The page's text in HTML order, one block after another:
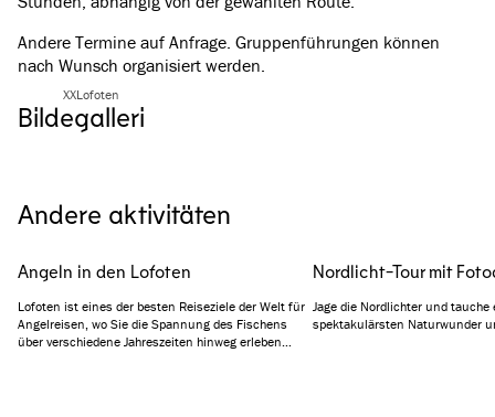
Andere Termine auf Anfrage. Gruppenführungen können
nach Wunsch organisiert werden.
XXLofoten
Bildegalleri
Andere aktivitäten
Angeln in den Lofoten
Lofoten ist eines der besten Reiseziele der Welt für
Angelreisen, wo Sie die Spannung des Fischens
über verschiedene Jahreszeiten hinweg erleben
Nordlicht-Tour mit
Jage die Nordlichter und
spektakulärsten Naturwunder